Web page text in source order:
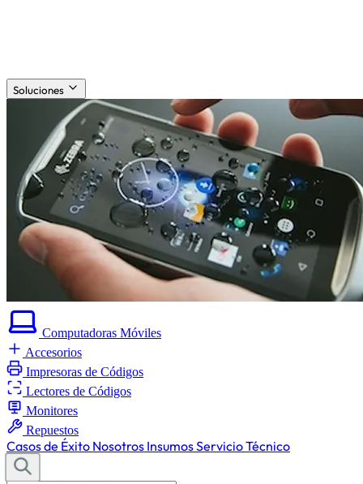
Soluciones
Computadoras Móviles
Accesorios
Impresoras de Códigos
Lectores de Códigos
Monitores
Repuestos
Casos de Éxito Nosotros InsumosServicio Técnico